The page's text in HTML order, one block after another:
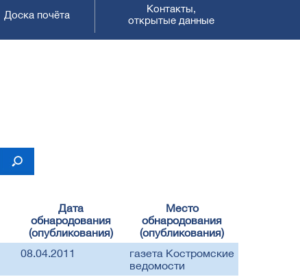
Доска почёта
Контакты,
открытые данные
Дата
обнародования
(опубликования)
Место
обнародования
(опубликования)
08.04.2011
газета Костромские
ведомости